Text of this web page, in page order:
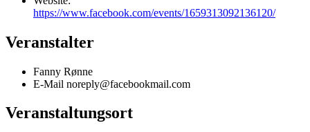
https://www.facebook.com/events/1659313092136120/
Veranstalter
Fanny Rønne
E-Mail noreply@facebookmail.com
Veranstaltungsort